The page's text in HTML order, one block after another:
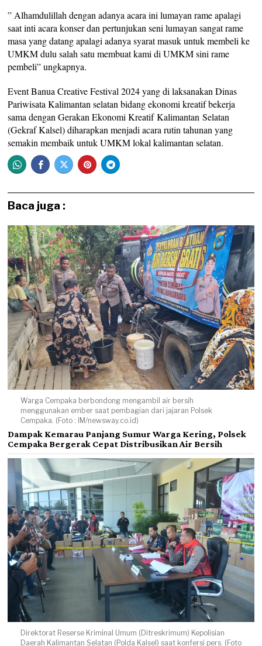
” Alhamdulillah dengan adanya acara ini lumayan rame apalagi
saat inti acara konser dan pertunjukan seni lumayan sangat rame
masa yang datang apalagi adanya syarat masuk untuk membeli ke
UMKM dulu salah satu membuat kami di UMKM sini rame
pembeli” ungkapnya.
Event Banua Creative Festival 2024 yang di laksanakan Dinas
Pariwisata Kalimantan selatan bidang ekonomi kreatif bekerja
sama dengan Gerakan Ekonomi Kreatif Kalimantan Selatan
(Gekraf Kalsel) diharapkan menjadi acara rutin tahunan yang
semakin membaik untuk UMKM lokal kalimantan selatan.
Baca juga :
Warga Cempaka berbondong mengambil air bersih
menggunakan ember saat pembagian dari jajaran Polsek
Cempaka. (Foto : IM/newsway.co.id)
Dampak Kemarau Panjang Sumur Warga Kering, Polsek
Cempaka Bergerak Cepat Distribusikan Air Bersih
Direktorat Reserse Kriminal Umum (Ditreskrimum) Kepolisian
Daerah Kalimantan Selatan (Polda Kalsel) saat konfersi pers. (Foto